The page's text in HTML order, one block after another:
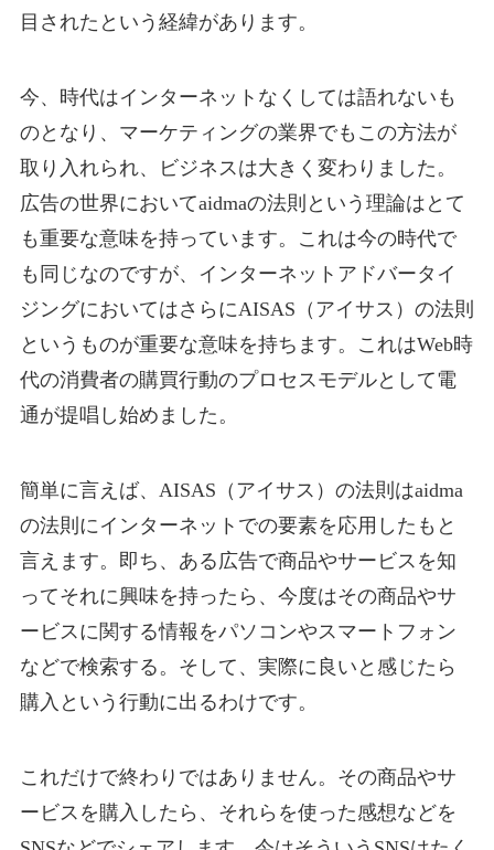
目されたという経緯があります。
今、時代はインターネットなくしては語れないも
のとなり、マーケティングの業界でもこの方法が
取り入れられ、ビジネスは大きく変わりました。
広告の世界においてaidmaの法則という理論はとて
も重要な意味を持っています。これは今の時代で
も同じなのですが、インターネットアドバータイ
ジングにおいてはさらにAISAS（アイサス）の法則
というものが重要な意味を持ちます。これはWeb時
代の消費者の購買行動のプロセスモデルとして電
通が提唱し始めました。
簡単に言えば、AISAS（アイサス）の法則はaidma
の法則にインターネットでの要素を応用したもと
言えます。即ち、ある広告で商品やサービスを知
ってそれに興味を持ったら、今度はその商品やサ
ービスに関する情報をパソコンやスマートフォン
などで検索する。そして、実際に良いと感じたら
購入という行動に出るわけです。
これだけで終わりではありません。その商品やサ
ービスを購入したら、それらを使った感想などを